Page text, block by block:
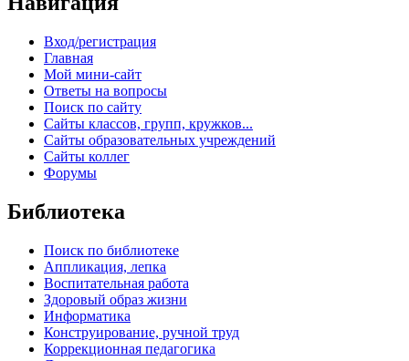
Вход/регистрация
Главная
Мой мини-сайт
Ответы на вопросы
Поиск по сайту
Сайты классов, групп, кружков...
Сайты образовательных учреждений
Сайты коллег
Форумы
Библиотека
Поиск по библиотеке
Аппликация, лепка
Воспитательная работа
Здоровый образ жизни
Информатика
Конструирование, ручной труд
Коррекционная педагогика